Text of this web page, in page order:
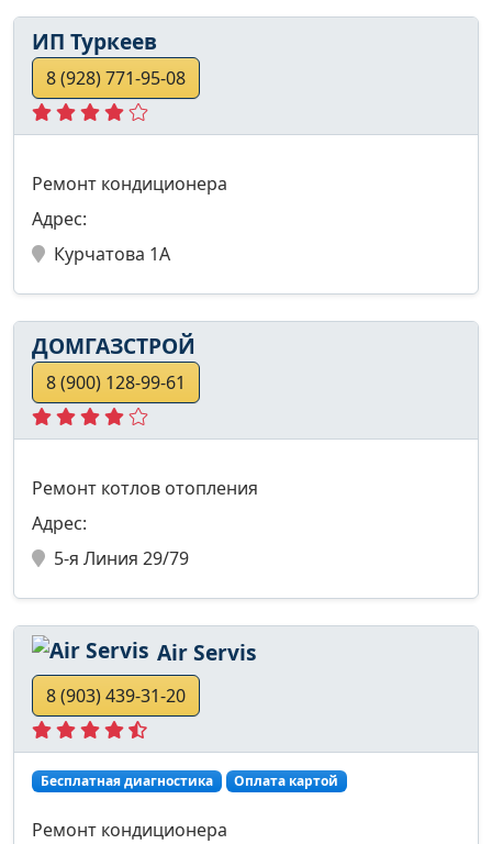
ИП Туркеев
8 (928) 771-95-08
Ремонт кондиционера
Адрес:
Курчатова 1А
ДОМГАЗСТРОЙ
8 (900) 128-99-61
Ремонт котлов отопления
Адрес:
5-я Линия 29/79
Air Servis
8 (903) 439-31-20
Бесплатная диагностика Оплата картой
Ремонт кондиционера